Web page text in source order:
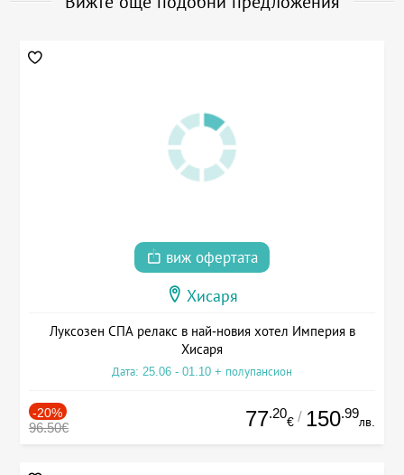
виж офертата
Хисаря
Луксозен СПА релакс в най-новия хотел Империя в
Хисаря
Дата: 25.06 - 01.10 + полупансион
-20%
96.50€ 77.20
€ / 150.99
лв.